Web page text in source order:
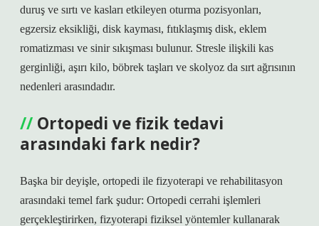
duruş ve sırtı ve kasları etkileyen oturma pozisyonları,
egzersiz eksikliği, disk kayması, fıtıklaşmış disk, eklem
romatizması ve sinir sıkışması bulunur. Stresle ilişkili kas
gerginliği, aşırı kilo, böbrek taşları ve skolyoz da sırt ağrısının
nedenleri arasındadır.
Ortopedi ve fizik tedavi
arasındaki fark nedir?
Başka bir deyişle, ortopedi ile fizyoterapi ve rehabilitasyon
arasındaki temel fark şudur: Ortopedi cerrahi işlemleri
gerçekleştirirken, fizyoterapi fiziksel yöntemler kullanarak